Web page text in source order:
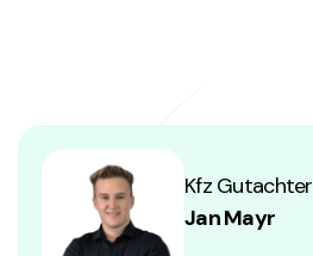
Kfz Gutachter
Jan Mayr